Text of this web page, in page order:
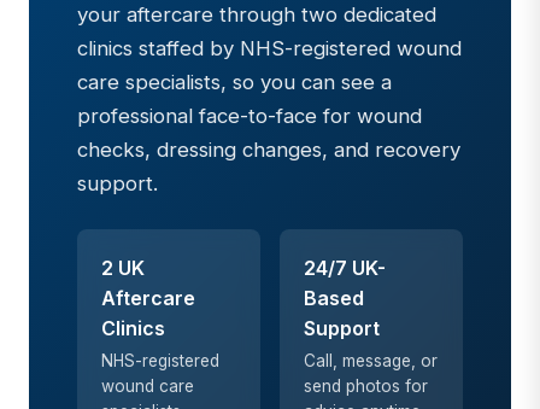
your aftercare through two dedicated
clinics staffed by NHS-registered wound
care specialists, so you can see a
professional face-to-face for wound
checks, dressing changes, and recovery
support.
2 UK
Aftercare
Clinics
NHS-registered
wound care
24/7 UK-
Based
Support
Call, message, or
send photos for